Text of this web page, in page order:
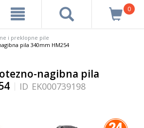
0
i preklopne pile
pila 340mm HM254
nagibna pila
ID EK000739198